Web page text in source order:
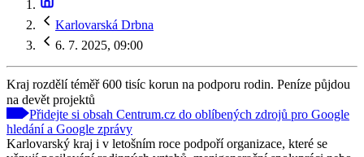
Karlovarská Drbna
6. 7. 2025, 09:00
Kraj rozdělí téměř 600 tisíc korun na podporu rodin. Peníze půjdou
na devět projektů
Přidejte si obsah Centrum.cz do oblíbených zdrojů pro Google
hledání a Google zprávy
Karlovarský kraj i v letošním roce podpoří organizace, které se